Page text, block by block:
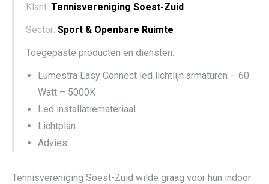
Klant: Tennisvereniging Soest-Zuid
Sector: Sport & Openbare Ruimte
Toegepaste producten en diensten:
Lumestra Easy Connect led lichtlijn armaturen – 60
Watt – 5000K
Led installatiemateriaal
Lichtplan
Advies
Tennisvereniging Soest-Zuid wilde graag voor hun indoor